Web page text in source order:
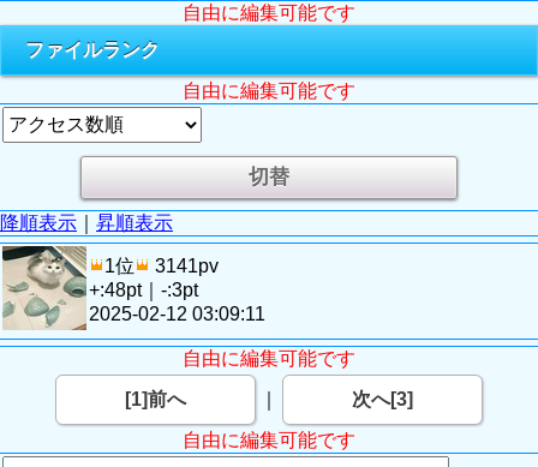
自由に編集可能です
ファイルランク
自由に編集可能です
降順表示 昇順表示
1位
3141pv
+:48pt｜-:3pt
2025-02-12 03:09:11
自由に編集可能です
[1]前へ
次へ[3]
自由に編集可能です